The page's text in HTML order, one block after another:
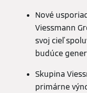
Nové
Viessmann
svoj cieľ
budúce
Skupina
primárne